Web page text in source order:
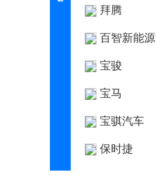
拜腾
百智新能源
宝骏
宝马
宝骐汽车
保时捷